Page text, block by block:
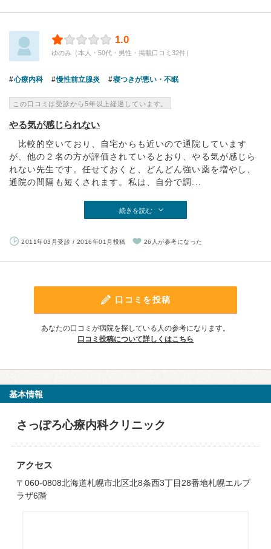
1.0
ゆのみ（本人・50代・男性・掲載口コミ32件）
心療内科 慢性前立腺炎 寝つきが悪い・不眠
この口コミは受診から5年以上経過しています。
やる気が感じられない
比較的空いており、自宅からも近いので通院しています
が、他の２名の方が評価されているとおり、やる気が感じら
れない先生です。任せておくと、どんどん強い薬を増やし、
通院の間隔も短くされます。私は、自分で調...
続きを読む
2011年03月受診 / 2016年01月投稿 26人が参考になった
口コミを投稿
あなたの口コミが病院を探している人の参考になります。
口コミ投稿について詳しくはこちら
基本情報
さっぽろ心療内科クリニック
アクセス
〒060-0808北海道札幌市北区北8条西3丁目28番地札幌エルプ
ラザ6階